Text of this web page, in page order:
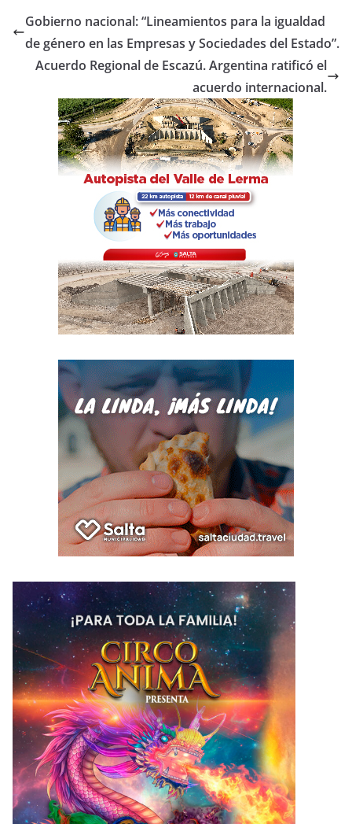
e
b
o
o
k
er s
A
p
p
p
ar
tir
Gobierno nacional: “Lineamientos para la igualdad
de género en las Empresas y Sociedades del Estado”.
Acuerdo Regional de Escazú. Argentina ratificó el
acuerdo internacional.